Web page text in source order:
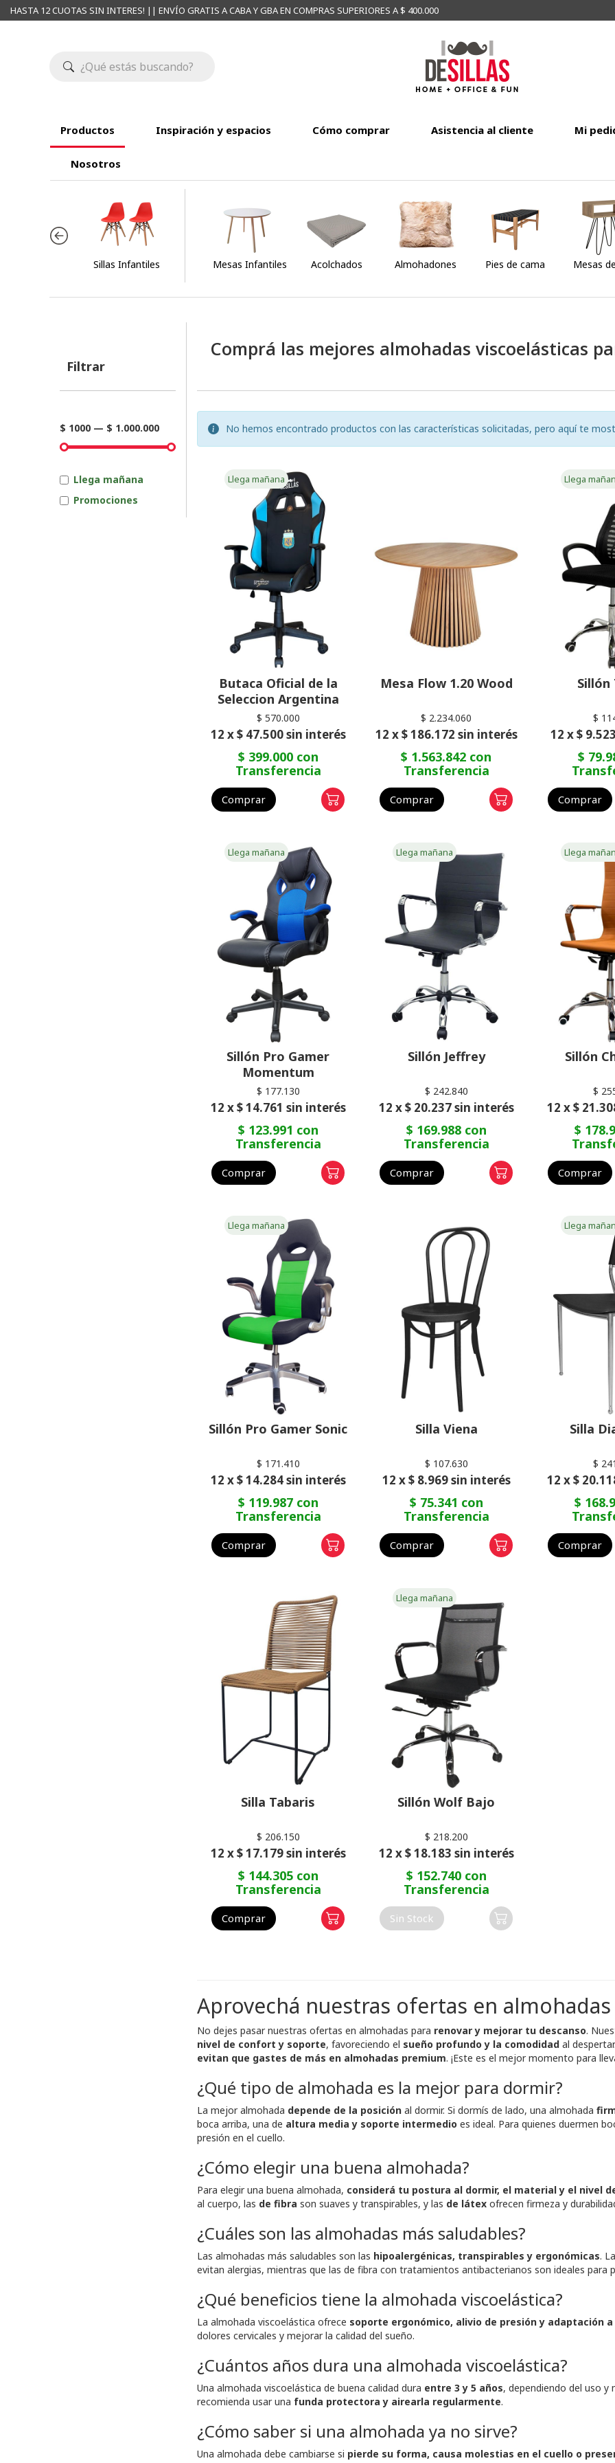
HASTA 12 CUOTAS SIN INTERES! || ENVÍO GRATIS A CABA Y GBA EN COMPRAS SUPERIORES A $ 400.000
Productos Inspiración y espacios Cómo comprar Asistencia al cliente Mi
Nosotros
Sillas Infantiles Mesas Infantiles Acolchados Almohadones Pies de cama Mesas
Filtrar
$ 1000 — $ 1.000.000
Llega mañana
Promociones
Comprá las mejores almohadas viscoelásticas
No hemos encontrado productos con las características solicitadas, pero aquí te
Llega mañana
Butaca Oficial de la
Seleccion Argentina
$ 570.000
12 x $ 47.500 sin interés
$ 399.000 con
Transferencia
Comprar
Mesa Flow 1.20 Wood
$ 2.234.060
12 x $ 186.172 sin interés
$ 1.563.842 con
Transferencia
Comprar
Llega
$
12 x $
$
Comprar
Llega mañana
Sillón Pro Gamer
Momentum
$ 177.130
12 x $ 14.761 sin interés
$ 123.991 con
Transferencia
Comprar
Llega mañana
Sillón Jeffrey
$ 242.840
12 x $ 20.237 sin interés
$ 169.988 con
Transferencia
Comprar
Llega
Sillón
$
12 x $
$
Comprar
Llega mañana
Sillón Pro Gamer Sonic
$ 171.410
12 x $ 14.284 sin interés
$ 119.987 con
Transferencia
Comprar
Silla Viena
$ 107.630
12 x $ 8.969 sin interés
$ 75.341 con
Transferencia
Comprar
Llega
Silla
$
12 x $
$
Comprar
Silla Tabaris
$ 206.150
12 x $ 17.179 sin interés
$ 144.305 con
Transferencia
Comprar
Llega mañana
Sillón Wolf Bajo
$ 218.200
12 x $ 18.183 sin interés
$ 152.740 con
Transferencia
Sin Stock
Aprovechá nuestras ofertas en almohadas
No dejes pasar nuestras ofertas en almohadas para renovar y mejorar tu descanso.
nivel de confort y soporte, favoreciendo el sueño profundo y la comodidad al
evitan que gastes de más en almohadas premium. ¡Este es el mejor momento para
¿Qué tipo de almohada es la mejor para dormir?
La mejor almohada depende de la posición al dormir. Si dormís de lado, una almohada
boca arriba, una de altura media y soporte intermedio es ideal. Para quienes duermen
presión en el cuello.
¿Cómo elegir una buena almohada?
Para elegir una buena almohada, considerá tu postura al dormir, el material y el nivel
al cuerpo, las de fibra son suaves y transpirables, y las de látex ofrecen firmeza y
¿Cuáles son las almohadas más saludables?
Las almohadas más saludables son las hipoalergénicas, transpirables y ergonómicas.
evitan alergias, mientras que las de fibra con tratamientos antibacterianos son ideales para
¿Qué beneficios tiene la almohada viscoelástica?
La almohada viscoelástica ofrece soporte ergonómico, alivio de presión y adaptación
dolores cervicales y mejorar la calidad del sueño.
¿Cuántos años dura una almohada viscoelástica?
Una almohada viscoelástica de buena calidad dura entre 3 y 5 años, dependiendo del uso
recomienda usar una funda protectora y airearla regularmente.
¿Cómo saber si una almohada ya no sirve?
Una almohada debe cambiarse si pierde su forma, causa molestias en el cuello o